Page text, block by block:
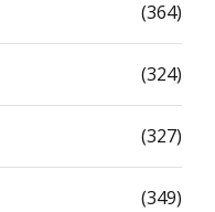
(364)
(324)
(327)
(349)